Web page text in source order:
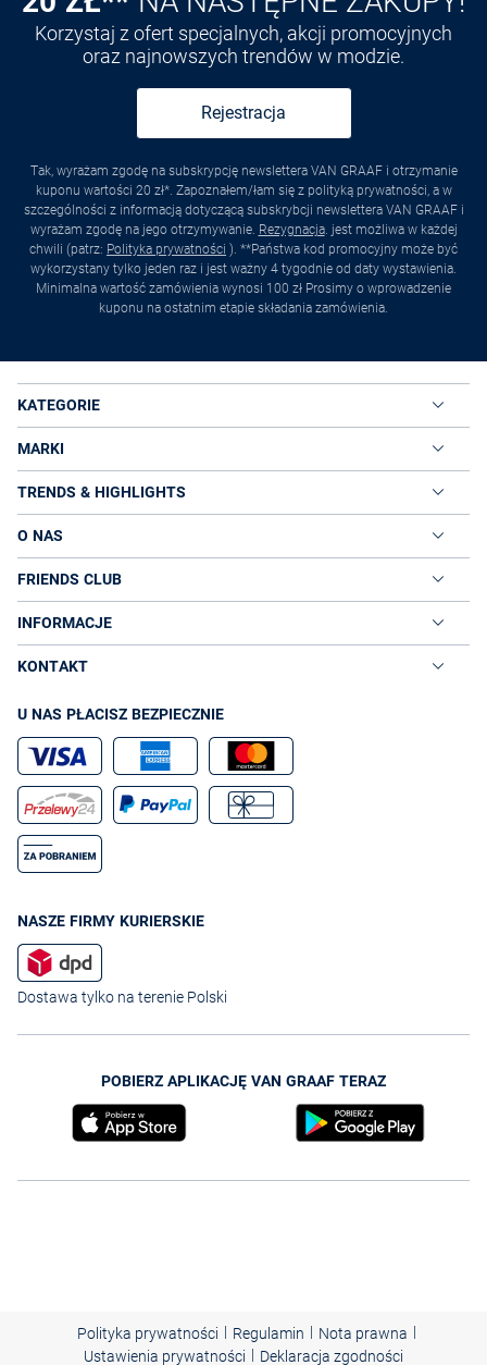
Korzystaj z ofert specjalnych, akcji promocyjnych
oraz najnowszych trendów w modzie.
Rejestracja
Tak, wyrażam zgodę na subskrypcję newslettera VAN GRAAF i otrzymanie
kuponu wartości 20 zł*. Zapoznałem/łam się z polityką prywatności, a w
szczególności z informacją dotyczącą subskrybcji newslettera VAN GRAAF i
wyrażam zgodę na jego otrzymywanie. Rezygnacja. jest możliwa w każdej
chwili (patrz: Polityka prywatności ). **Państwa kod promocyjny może być
wykorzystany tylko jeden raz i jest ważny 4 tygodnie od daty wystawienia.
Minimalna wartość zamówienia wynosi 100 zł Prosimy o wprowadzenie
kuponu na ostatnim etapie składania zamówienia.
KATEGORIE
MARKI
TRENDS & HIGHLIGHTS
O NAS
FRIENDS CLUB
INFORMACJE
KONTAKT
U NAS PŁACISZ BEZPIECZNIE
NASZE FIRMY KURIERSKIE
Dostawa tylko na terenie Polski
POBIERZ APLIKACJĘ VAN GRAAF TERAZ
Polityka prywatności | Regulamin | Nota prawna |
Ustawienia prywatności | Deklaracja zgodności